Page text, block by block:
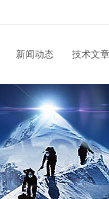
新闻动态 技术文章